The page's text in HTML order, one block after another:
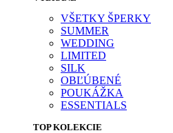
VŠETKY ŠPERKY
SUMMER
WEDDING
LIMITED
SILK
OBĽÚBENÉ
POUKÁŽKA
ESSENTIALS
TOP KOLEKCIE